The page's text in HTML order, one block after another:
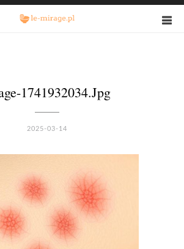
1741932034.jpg
2025-03-14